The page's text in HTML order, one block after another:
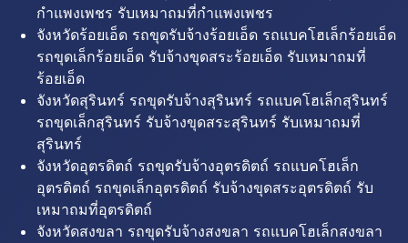
กำแพงเพชร รับเหมาถมที่กำแพงเพชร
จังหวัดร้อยเอ็ด รถขุดรับจ้างร้อยเอ็ด รถแบคโฮเล็กร้อยเอ็ด
รถขุดเล็กร้อยเอ็ด รับจ้างขุดสระร้อยเอ็ด รับเหมาถมที่
ร้อยเอ็ด
จังหวัดสุรินทร์ รถขุดรับจ้างสุรินทร์ รถแบคโฮเล็กสุรินทร์
รถขุดเล็กสุรินทร์ รับจ้างขุดสระสุรินทร์ รับเหมาถมที่
สุรินทร์
จังหวัดอุตรดิตถ์ รถขุดรับจ้างอุตรดิตถ์ รถแบคโฮเล็ก
อุตรดิตถ์ รถขุดเล็กอุตรดิตถ์ รับจ้างขุดสระอุตรดิตถ์ รับ
เหมาถมที่อุตรดิตถ์
จังหวัดสงขลา รถขุดรับจ้างสงขลา รถแบคโฮเล็กสงขลา